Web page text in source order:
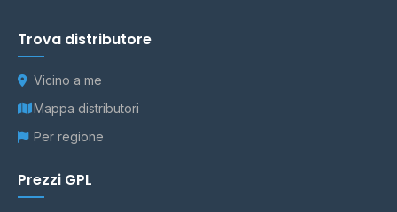
Trova distributore
Vicino a me
Mappa distributori
Per regione
Prezzi GPL